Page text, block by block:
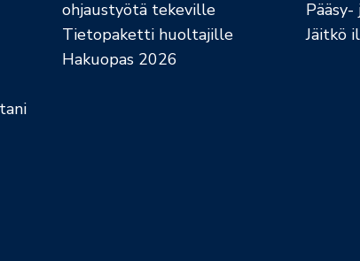
ohjaustyötä tekeville
Tietopaketti huoltajille
Hakuopas 2026
Jäitkö